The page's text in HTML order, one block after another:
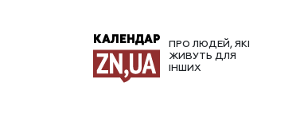
КАЛЕНДАР
ПРО ЛЮДЕЙ, ЯКІ
ЖИВУТЬ ДЛЯ
ІНШИХ